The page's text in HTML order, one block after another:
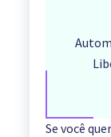
Se você